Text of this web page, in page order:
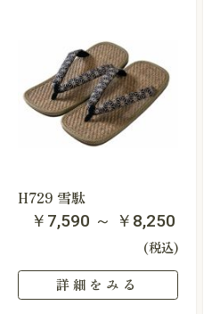
H729 雪駄
￥7,590 ～ ￥8,250
(税込)
詳細をみる